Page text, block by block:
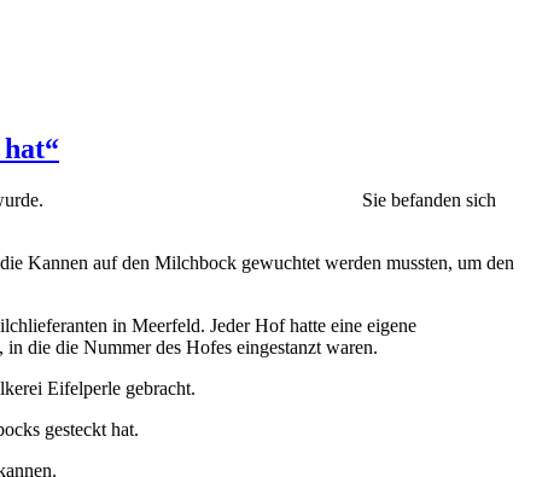
in Kannen transportiert wurde. Sie befanden sich
Kannen auf den Milchbock gewuchtet werden mussten, um den
in Meerfeld. Jeder Hof hatte eine eigene
die die Nummer des Hofes eingestanzt waren.
Eifelperle gebracht.
gesteckt hat.